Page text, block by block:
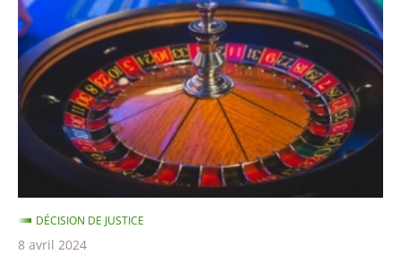
LA
CIOTAT
-
8
avril
DÉCISION DE JUSTICE
8 avril 2024